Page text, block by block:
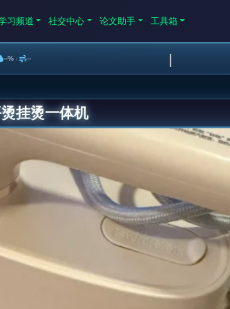
习频道 社交中心 论文助手 工具箱
--% · -- |
挂烫一体机